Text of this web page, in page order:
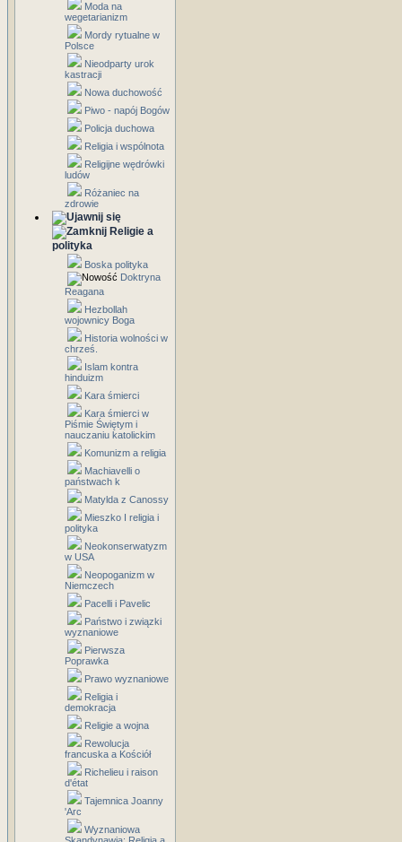
Moda na
wegetarianizm
Mordy rytualne w
Polsce
Nieodparty urok
kastracji
Nowa duchowość
Piwo - napój Bogów
Policja duchowa
Religia i wspólnota
Religijne wędrówki
ludów
Różaniec na
zdrowie
Religie a
polityka
Boska polityka
Doktryna
Reagana
Hezbollah
wojownicy Boga
Historia wolności w
chrześ.
Islam kontra
hinduizm
Kara śmierci
Kara śmierci w
Piśmie Świętym i
nauczaniu katolickim
Komunizm a religia
Machiavelli o
państwach k
Matylda z Canossy
Mieszko I religia i
polityka
Neokonserwatyzm
w USA
Neopoganizm w
Niemczech
Pacelli i Pavelic
Państwo i związki
wyznaniowe
Pierwsza
Poprawka
Prawo wyznaniowe
Religia i
demokracja
Religie a wojna
Rewolucja
francuska a Kościół
Richelieu i raison
d'état
Tajemnica Joanny
'Arc
Wyznaniowa